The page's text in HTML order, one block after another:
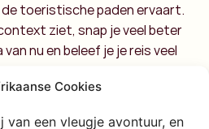
Cookies
van een vleugje avontuur, en
toeristische paden ervaart.
ziet, snap je veel beter
nu en beleef je je reis veel